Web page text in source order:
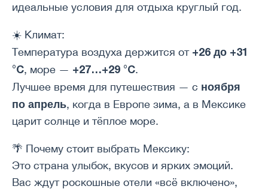
идеальные условия для отдыха круглый год.
☀️ Климат:
Температура воздуха держится от +26 до +31
°C, море — +27…+29 °C.
Лучшее время для путешествия — с ноября
по апрель, когда в Европе зима, а в Мексике
царит солнце и тёплое море.
🌴 Почему стоит выбрать Мексику:
Это страна улыбок, вкусов и ярких эмоций.
Вас ждут роскошные отели «всё включено»,